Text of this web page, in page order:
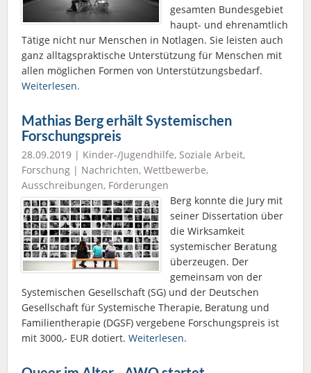
gesamten Bundesgebiet
haupt- und ehrenamtlich
Tätige nicht nur Menschen in Notlagen. Sie leisten auch
ganz alltagspraktische Unterstützung für Menschen mit
allen möglichen Formen von Unterstützungsbedarf.
Weiterlesen.
Mathias Berg erhält Systemischen
Forschungspreis
28.09.2019 | Kinder-/Jugendhilfe, Soziale Arbeit,
Forschung | Nachrichten, Wettbewerbe,
Ausschreibungen, Förderungen
Berg konnte die Jury mit
seiner Dissertation über
die Wirksamkeit
systemischer Beratung
überzeugen. Der
gemeinsam von der
Systemischen Gesellschaft (SG) und der Deutschen
Gesellschaft für Systemische Therapie, Beratung und
Familientherapie (DGSF) vergebene Forschungspreis ist
mit 3000,- EUR dotiert. Weiterlesen.